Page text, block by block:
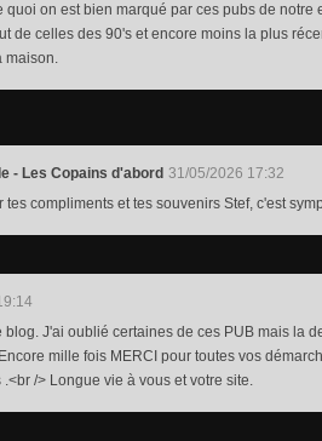
quoi on est bien marqué par ces pubs de notre
de celles des 90's et encore moins la plus
maison.
- Les Copains d'abord 31/05/2026 17:32
tes compliments et tes souvenirs Stef, c'est
blog. J'ai oublié certaines de ces PUB mais la
mille fois MERCI pour toutes vos
/> Longue vie à vous et votre site.